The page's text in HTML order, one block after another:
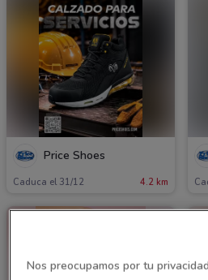
Price Shoes
Caduca el 31/12 4.2 km
Nos preocupamos por tu privacidad